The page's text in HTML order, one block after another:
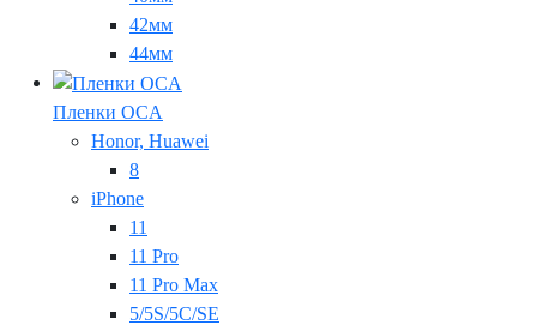
42мм
44мм
Пленки OCA
Honor, Huawei
8
iPhone
11
11 Pro
11 Pro Max
5/5S/5C/SE